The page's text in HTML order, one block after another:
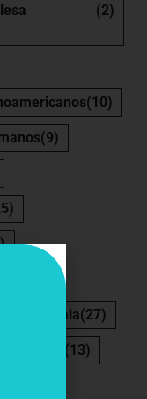
(2)
(10)
(9)
Guatemala(27)
(13)